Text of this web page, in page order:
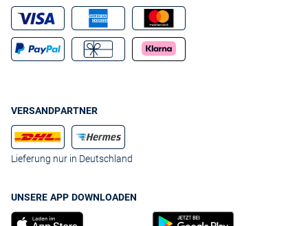
VERSANDPARTNER
Lieferung nur in Deutschland
UNSERE APP DOWNLOADEN